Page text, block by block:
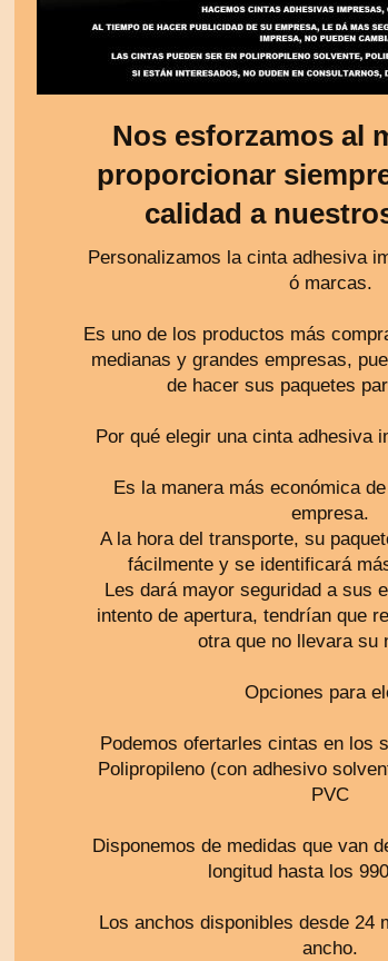
Nos esforzamos al
proporcionar
calidad a
Personalizamos la cinta adhesiva
ó marcas.
Es uno de los productos más
medianas y grandes empresas,
de hacer sus paquetes
Por qué elegir una cinta adhesiva
Es la manera más económica
empresa.
A la hora del transporte, su
fácilmente y se identificará
Les dará mayor seguridad a sus
intento de apertura, tendrían que
otra que no llevara su
Opciones para
Podemos ofertarles cintas en los
Polipropileno (con adhesivo
PVC
Disponemos de medidas que van
longitud hasta los
Los anchos disponibles desde 24
ancho.